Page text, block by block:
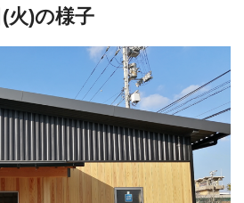
火)の様子